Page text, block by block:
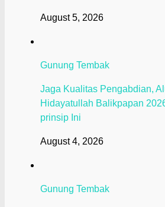
August 5, 2026
Gunung Tembak
Jaga Kualitas Pengabdian,
Hidayatullah Balikpapan
prinsip Ini
August 4, 2026
Gunung Tembak